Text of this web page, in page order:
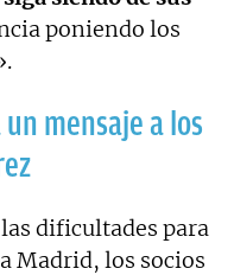
poniendo los
mensaje a los
dificultades para
Madrid, los socios